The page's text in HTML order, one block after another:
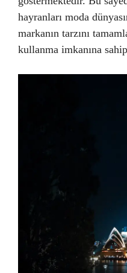
hayranları moda
markanın tarzını
kullanma imkanına